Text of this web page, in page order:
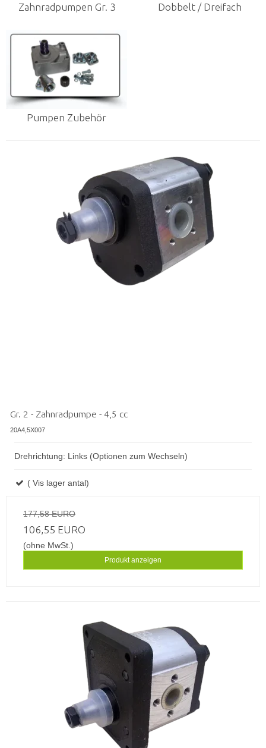
Zahnradpumpen Gr. 3 Dobbelt / Dreifach
Pumpen Zubehör
Gr. 2 - Zahnradpumpe - 4,5 cc
20A4,5X007
Drehrichtung: Links (Optionen zum Wechseln)
( Vis lager antal)
177,58 EURO
106,55 EURO
(ohne MwSt.)
Produkt anzeigen